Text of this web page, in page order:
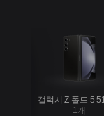
1개